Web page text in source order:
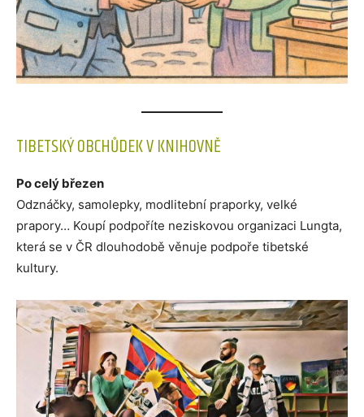
TIBETSKÝ OBCHŮDEK V KNIHOVNĚ
Po celý březen
Odznáčky, samolepky, modlitební praporky, velké
prapory… Koupí podpoříte neziskovou organizaci Lungta,
která se v ČR dlouhodobě věnuje podpoře tibetské
kultury.